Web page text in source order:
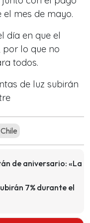
mes de mayo.
día en que el
por lo que no
todos.
de luz subirán
de aniversario: «La
7% durante el